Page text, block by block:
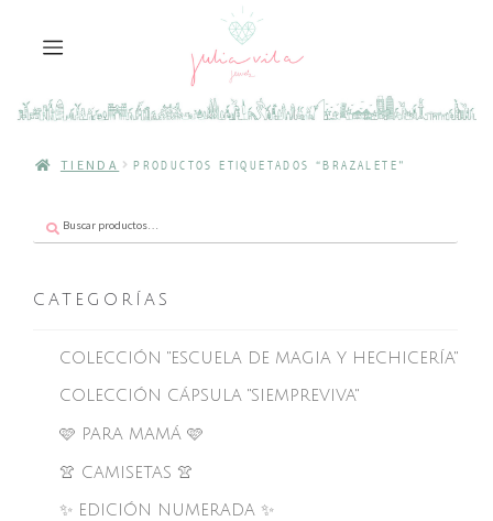
TIENDA PRODUCTOS ETIQUETADOS “BRAZALETE”
por:
CATEGORÍAS
COLECCIÓN "ESCUELA DE MAGIA Y HECHICERÍA"
COLECCIÓN CÁPSULA "SIEMPREVIVA"
🩷 PARA MAMÁ 🩷
👚 CAMISETAS 👚
✨ EDICIÓN NUMERADA ✨